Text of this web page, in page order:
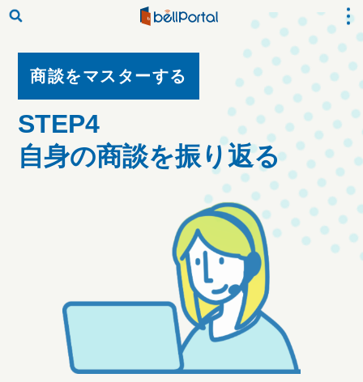
商談をマスターする
STEP4
自身の商談を振り返る